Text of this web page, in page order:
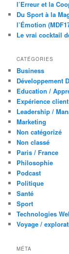
l’Erreur et la
Du Sport à la
l’Émotion
Le vrai cocktail
CATÉGORIES
Business
Développement
Education /
Expérience client
Leadership /
Marketing
Non catégorizé
Non classé
Paris / France
Philosophie
Podcast
Politique
Santé
Sport
Technologies
Voyage /
MÉTA